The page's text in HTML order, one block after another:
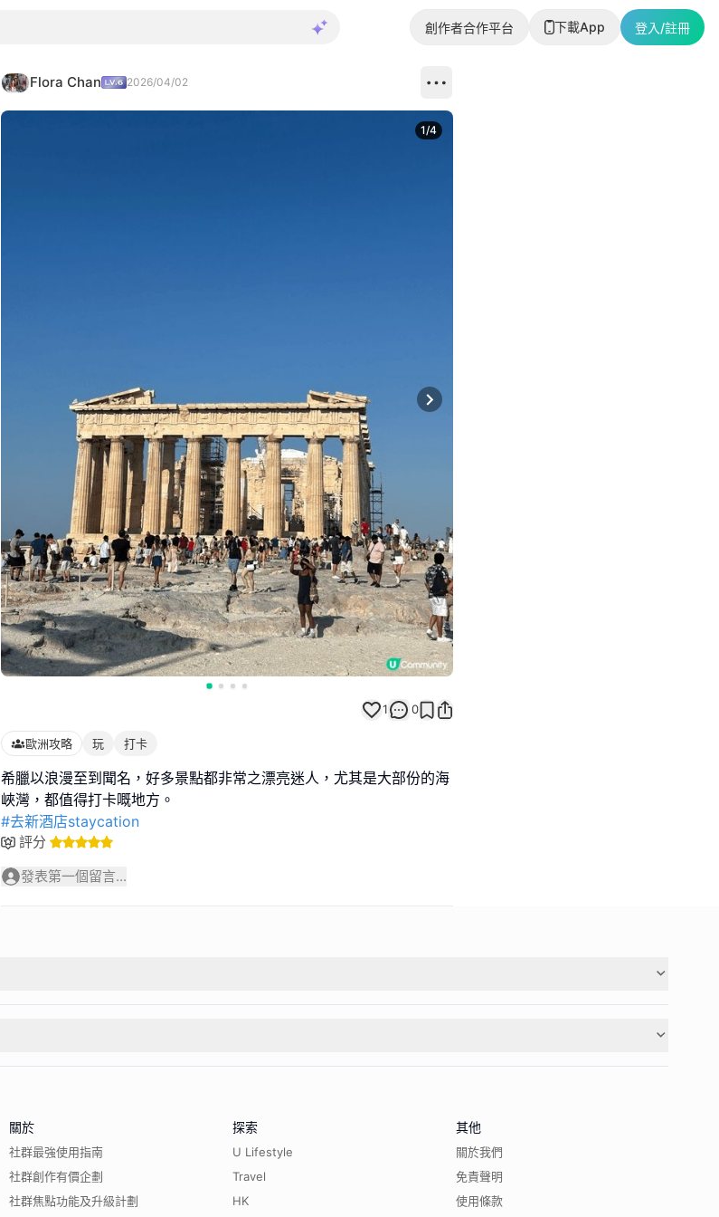
創作者合作平台 下載App 登入/註冊
Flora Chan 2026/04/02
Next slide
1/4
1 0
歐洲攻略 玩 打卡
希臘以浪漫至到聞名，好多景點都非常之漂亮迷人，尤其是大部份的海
#去新酒店staycation
評分
發表第一個留言...
關於
社群最強使用指南
社群創作有價企劃
社群焦點功能及升級計劃
探索
U Lifestyle
Travel
HK
其他
關於我們
免責聲明
使用條款